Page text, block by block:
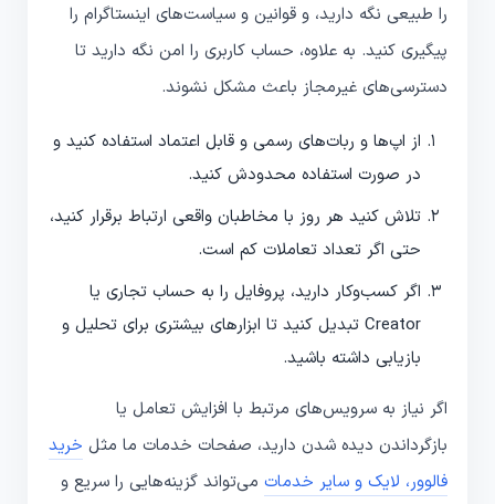
را طبیعی نگه دارید، و قوانین و سیاست‌های اینستاگرام را
پیگیری کنید. به علاوه، حساب کاربری را امن نگه دارید تا
دسترسی‌های غیرمجاز باعث مشکل نشوند.
از اپ‌ها و ربات‌های رسمی و قابل اعتماد استفاده کنید و
در صورت استفاده محدودش کنید.
تلاش کنید هر روز با مخاطبان واقعی ارتباط برقرار کنید،
حتی اگر تعداد تعاملات کم است.
اگر کسب‌وکار دارید، پروفایل را به حساب تجاری یا
Creator تبدیل کنید تا ابزارهای بیشتری برای تحلیل و
بازیابی داشته باشید.
اگر نیاز به سرویس‌های مرتبط با افزایش تعامل یا
بازگرداندن دیده شدن دارید، صفحات خدمات ما مثل خرید
فالوور، لایک و سایر خدمات می‌تواند گزینه‌هایی را سریع و